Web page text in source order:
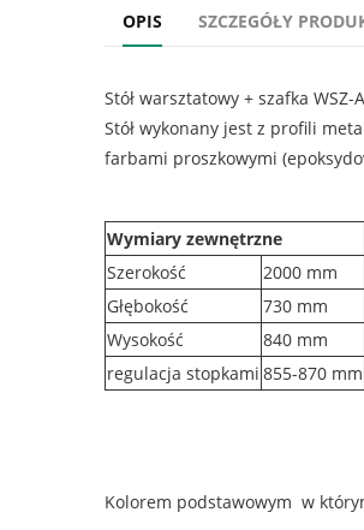
OPIS SZCZEGÓŁY
Stół warsztatowy + szafka WSZ-
Stół wykonany jest z profili
farbami proszkowymi
Wymiary zewnętrzne
Szerokość
2000 mm
Głębokość
730 mm
Wysokość
840 mm
regulacja stopkami 855-870 mm
Kolorem podstawowym w